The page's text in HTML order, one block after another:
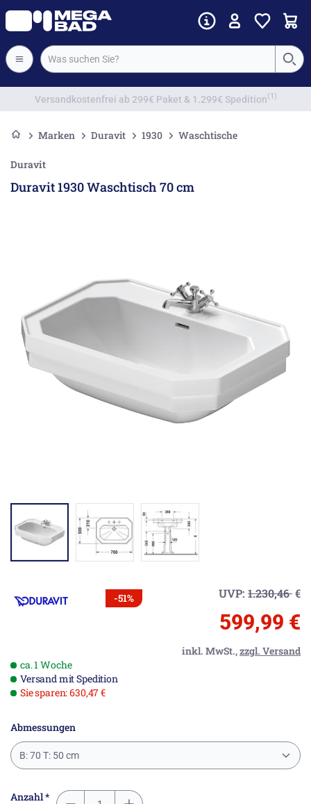
Vorkassenrabatt
Marken Duravit 1930 Waschtische
Duravit
Duravit 1930 Waschtisch 70 cm
-51% UVP: 1.230,46€
599,99 €
inkl. MwSt.,zzgl. Versand
ca. 1 Woche
Versand mit Spedition
Sie sparen: 630,47 €
Abmessungen
B: 70 T: 50 cm
Anzahl *